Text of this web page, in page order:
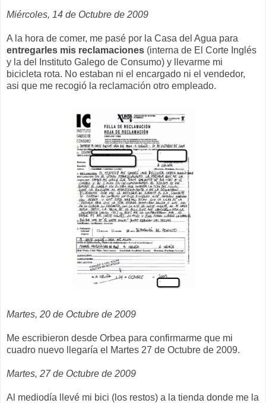
Miércoles, 14 de Octubre de 2009
A la hora de comer, me pasé por la Casa del Agua para
entregarles mis reclamaciones (interna de El Corte Inglés
y la del Instituto Galego de Consumo) y llevarme mi
bicicleta rota. No estaban ni el encargado ni el vendedor,
asi que me recogió la reclamación otro empleado.
Martes, 20 de Octubre de 2009
Me escribieron desde Orbea para confirmarme que mi
cuadro nuevo llegaría el Martes 27 de Octubre de 2009.
Martes, 27 de Octubre de 2009
Al mediodía llevé mi bici (los restos) a la tienda donde me la